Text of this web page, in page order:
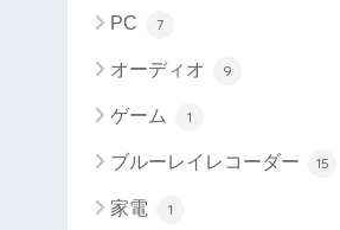
PC 7
オーディオ 9
ゲーム 1
ブルーレイレコーダー 15
家電 1